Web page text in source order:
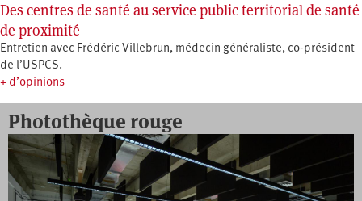
Des centres de santé au service public territorial de santé
de proximité
Entretien avec Frédéric Villebrun, médecin généraliste, co-président
de l’USPCS.
+ d’opinions
Photothèque rouge